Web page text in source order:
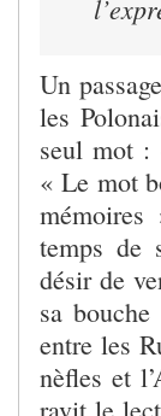
Un
les
seul mot :
« Le mot
temps de
désir de
sa
entre les
nèfles et